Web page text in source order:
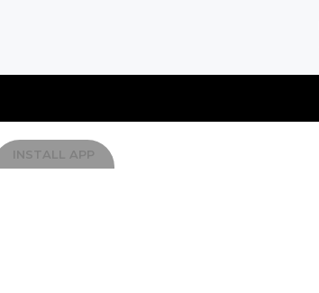
INSTALL APP